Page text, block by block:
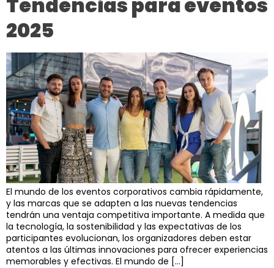
2025
El mundo de los eventos corporativos cambia rápidamente,
y las marcas que se adapten a las nuevas tendencias
tendrán una ventaja competitiva importante. A medida que
la tecnología, la sostenibilidad y las expectativas de los
participantes evolucionan, los organizadores deben estar
atentos a las últimas innovaciones para ofrecer experiencias
memorables y efectivas. El mundo de […]